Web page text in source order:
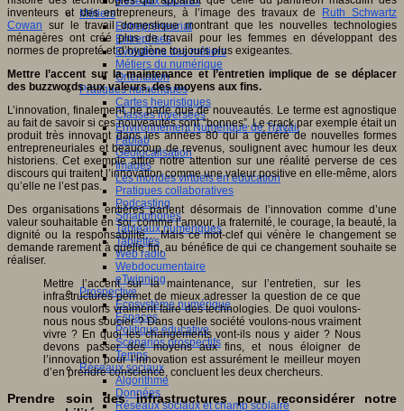
Métiers
Entrepreneuriat
Entreprises
Evolutions des métiers
Métiers du numérique
Orientation
Pratiques numériques
Cartes heuristiques
Classes inversées
Environnement Numérique de Travail
Fablab
Géolocalisation
Images
Les mondes virtuels en éducation
Pratiques collaboratives
Podcasting
Smartphones
Tableaux numériques
Tablettes
Web radio
Webdocumentaire
eTwinning
Prospective
Ecosystème numérique
Espaces
Politique éducative
Scénarios prospectifs
Temps
Réseaux sociaux
Algorithme
Données
Réseaux sociaux et champ scolaire
inventeurs et des entrepreneurs, à l’image des travaux de
Ruth Schwartz
Cowan sur le travail domestique montrant que les nouvelles technologies
ménagères ont créé plus de travail pour les femmes en développant des
normes de propreté et d’hygiène toujours plus exigeantes.
Mettre l’accent sur la maintenance et l’entretien implique de se déplacer
des buzzwords aux valeurs, des moyens aux fins.
L’innovation, finalement, ne parle que de nouveautés. Le terme est agnostique
au fait de savoir si ces nouveautés sont “bonnes”. Le crack par exemple était un
produit très innovant dans les années 80 qui a généré de nouvelles formes
entrepreneuriales et beaucoup de revenus, soulignent avec humour les deux
historiens. Cet exemple attire notre attention sur une réalité perverse de ces
discours qui traitent l’innovation comme une valeur positive en elle-même, alors
qu’elle ne l’est pas.
Des organisations entières parlent désormais de l’innovation comme d’une
valeur souhaitable en soi, comme l’amour, la fraternité, le courage, la beauté, la
dignité ou la responsabilité… Mais ce mot-clef qui vénère le changement se
demande rarement à quelle fin, au bénéfice de qui ce changement souhaite se
réaliser.
Mettre l’accent sur la maintenance, sur l’entretien, sur les
infrastructures permet de mieux adresser la question de ce que
nous voulons vraiment faire des technologies. De quoi voulons-
nous nous soucier ? Dans quelle société voulons-nous vraiment
vivre ? En quoi les changements vont-ils nous y aider ? Nous
devons passer des moyens aux fins, et nous éloigner de
l’innovation pour l’innovation est assurément le meilleur moyen
d’en prendre conscience, concluent les deux chercheurs.
Prendre soin des infrastructures pour reconsidérer notre